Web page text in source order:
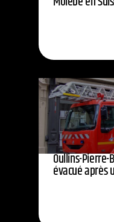
Oullins-
évacué après